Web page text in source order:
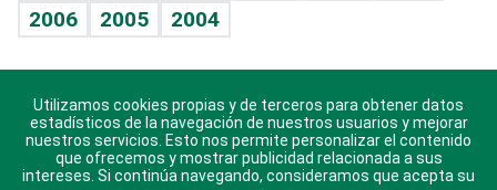
Sin complejos
En pocas palabras
Escuchando al corazón
Economía Personal
2006
2005 2004
Descarga nuestras aplicaciones para Android, iOS y
sistema Huawei.
Utilizamos cookies propias y de terceros para obtener datos
estadísticos de la navegación de nuestros usuarios y mejorar
nuestros servicios. Esto nos permite personalizar el contenido
que ofrecemos y mostrar publicidad relacionada a sus
intereses. Si continúa navegando, consideramos que acepta su